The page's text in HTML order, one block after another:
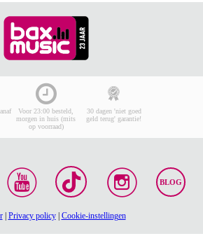
Voor 23:00 besteld,
morgen in huis (mits
op voorraad)
30 dagen 'niet goed
geld terug' garantie!
BLOG
| Privacy policy| Cookie-instellingen